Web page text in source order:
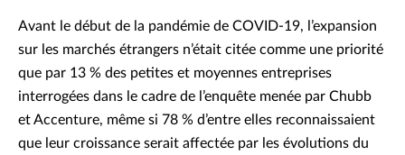
Avant le début de la pandémie de COVID-19, l’expansion
sur les marchés étrangers n’était citée comme une priorité
que par 13 % des petites et moyennes entreprises
interrogées dans le cadre de l’enquête menée par Chubb
et Accenture, même si 78 % d’entre elles reconnaissaient
que leur croissance serait affectée par les évolutions du